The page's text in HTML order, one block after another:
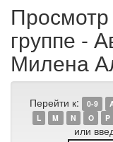
группе -
Милена
Перейти к: 0-9
L
M N O P
или